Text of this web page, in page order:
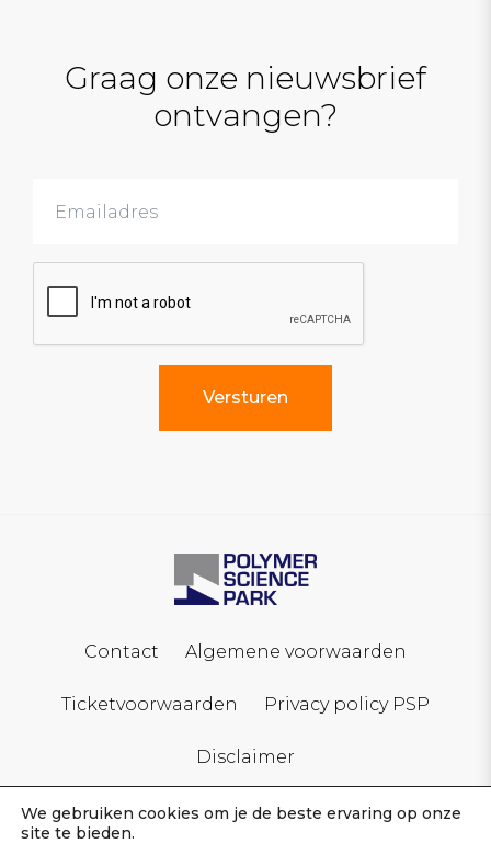
Graag onze nieuwsbrief
ontvangen?
Contact Algemene voorwaarden
Ticketvoorwaarden Privacy policy PSP
Disclaimer
We gebruiken cookies om je de beste ervaring op onze
site te bieden.